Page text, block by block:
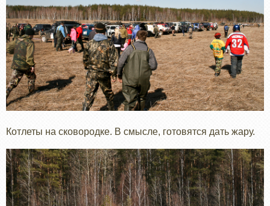
Котлеты на сковородке. В смысле, готовятся дать жару.